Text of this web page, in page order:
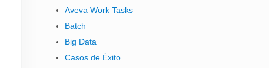
Aveva Work Tasks
Batch
Big Data
Casos de Éxito